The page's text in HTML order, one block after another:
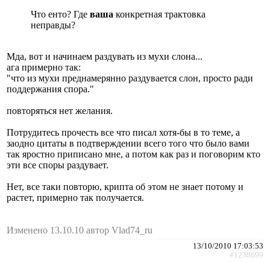
Что енто? Где ваша конкретная трактовка
неправды?
Мда, вот и начинаем раздувать из мухи слона...
ага примерно так:
"что из мухи преднамерянно раздувается слон, просто ради
поддержания спора."
повторяться нет желания.
Потрудитесь прочесть все что писал хотя-бы в то теме, а
заодно цитаты в подтверждении всего того что было вами
так яростно приписано мне, а потом как раз и поговорим кто
эти все споры раздувает.
Нет, все таки повторю, крипта об этом не знает потому и
растет, примерно так получается.
Изменено 13.10.10 автор Vlad74_ru
13/10/2010 17:03:53
#1238699